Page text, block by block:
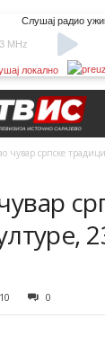
MHz
Слушај радио
локално
чувар српске
0